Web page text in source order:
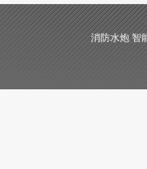
消防水炮 智